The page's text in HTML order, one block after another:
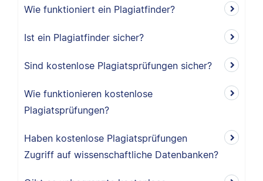
Wie funktioniert ein Plagiatfinder?
Ist ein Plagiatfinder sicher?
Sind kostenlose Plagiatsprüfungen sicher?
Wie funktionieren kostenlose
Plagiatsprüfungen?
Haben kostenlose Plagiatsprüfungen
Zugriff auf wissenschaftliche Datenbanken?